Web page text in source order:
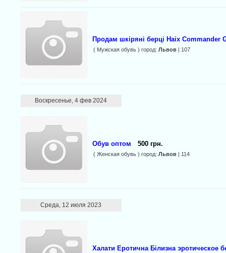
Продам шкіряні берці Haix Commander
( Мужская обувь ) город: Львов| 107
Воскресенье, 4 фев 2024
Обув оптом 500 грн.
( Женская обувь ) город: Львов| 114
Среда, 12 июля 2023
Халати Еротична Білизна эротическое